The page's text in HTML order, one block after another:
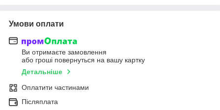
Умови оплати
Ви отримаєте замовлення
або гроші повернуться на вашу картку
Детальніше
Оплатити частинами
Післяплата